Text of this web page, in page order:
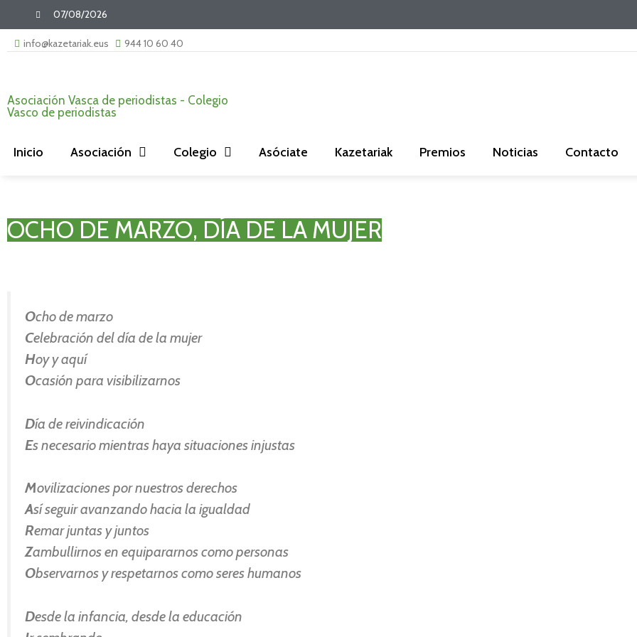
07/08/2026
info@kazetariak.eus 944 10 60 40
Asociación Vasca de periodistas - Colegio
Vasco de periodistas
Inicio Asociación Colegio Asóciate Kazetariak Premios Noticias Contacto
OCHO DE MARZO, DÍA DE LA MUJER
Ocho de marzo
Celebración del día de la mujer
Hoy y aquí
Ocasión para visibilizarnos
Día de reivindicación
Es necesario mientras haya situaciones injustas
Movilizaciones por nuestros derechos
Así seguir avanzando hacia la igualdad
Remar juntas y juntos
Zambullirnos en equipararnos como personas
Observarnos y respetarnos como seres humanos
Desde la infancia, desde la educación